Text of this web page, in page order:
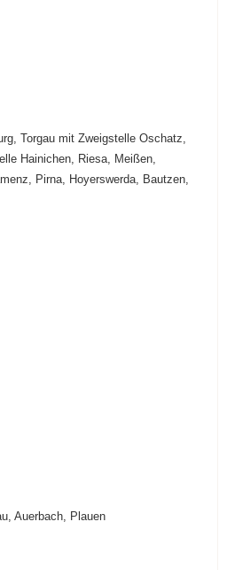
Torgau mit Zweigstelle Oschatz,
Hainichen, Riesa, Meißen,
Pirna, Hoyerswerda, Bautzen,
Auerbach, Plauen